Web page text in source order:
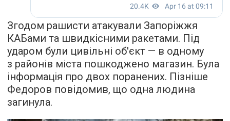
Згодом рашисти атакували Запоріжжя
КАБами та швидкісними ракетами. Під
ударом були цивільні об'єкт — в одному
з районів міста пошкоджено магазин. Була
інформація про двох поранених. Пізніше
Федоров повідомив, що одна людина
загинула.